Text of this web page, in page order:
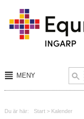
MENY
Du är här: Start> Kalender